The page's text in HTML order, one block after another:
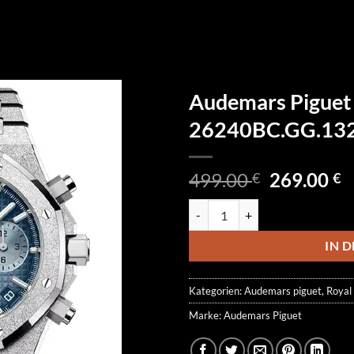
Audemars
499.00€
499.00 €
269.00€
IN
Kategorien:Audemars piguet,
Marke:Audemars Piguet